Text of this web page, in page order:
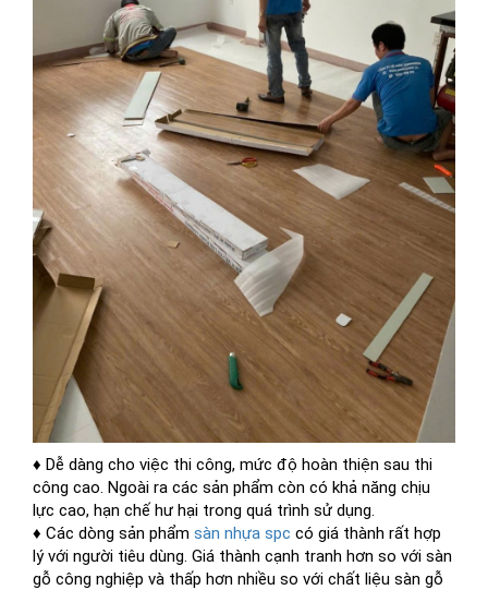
♦ Dễ dàng cho việc thi công, mức độ hoàn thiện sau thi
công cao. Ngoài ra các sản phẩm còn có khả năng chịu
lực cao, hạn chế hư hại trong quá trình sử dụng.
♦ Các dòng sản phẩm sàn nhựa spc có giá thành rất hợp
lý với người tiêu dùng. Giá thành cạnh tranh hơn so với sàn
gỗ công nghiệp và thấp hơn nhiều so với chất liệu sàn gỗ